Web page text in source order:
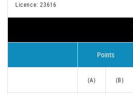
Licence: 23616
Points
(A) (B)